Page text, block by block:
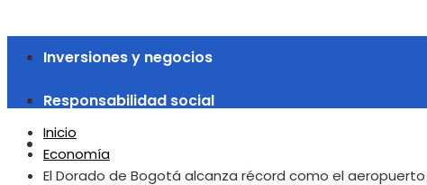
Inversiones y negocios
Responsabilidad social
Ciencia y tecnología
Inicio
Economía
El Dorado de Bogotá alcanza récord como el